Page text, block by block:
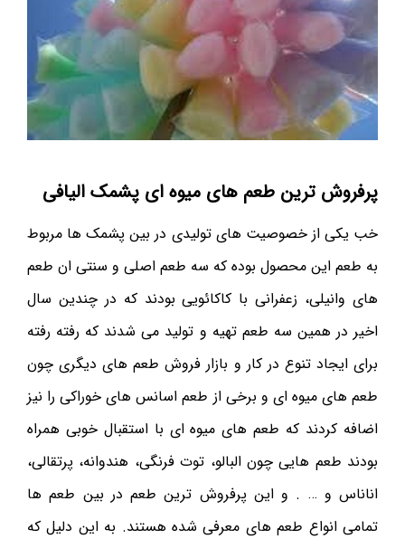
پرفروش ترین طعم های میوه ای پشمک الیافی
خب یکی از خصوصیت های تولیدی در بین پشمک ها مربوط
به طعم این محصول بوده که سه طعم اصلی و سنتی ان طعم
های وانیلی، زعفرانی با کاکائویی بودند که در چندین سال
اخیر در همین سه طعم تهیه و تولید می شدند که رفته رفته
برای ایجاد تنوع در کار و بازار فروش طعم های دیگری چون
طعم های میوه ای و برخی از طعم اسانس های خوراکی را نیز
اضافه کردند که طعم های میوه ای با استقبال خوبی همراه
بودند طعم هایی چون البالو، توت فرنگی، هندوانه، پرتقالی،
اناناس و … . و این پرفروش ترین طعم در بین طعم ها
تمامی انواع طعم های معرفی شده هستند. به این دلیل که